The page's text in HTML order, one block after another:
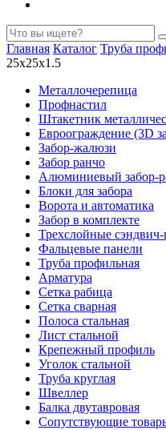
Главная Каталог Труба
25х25х1.5
Металлочерепица
Профнастил
Штакетник
Евроограждение (3D
Забор-жалюзи
Забор ранчо
Алюминиевый забор-
Блоки для забора
Ворота и автоматика
Забор в комплекте
Трехслойные сэндвич-
Фальцевые панели
Труба профильная
Арматура
Cетка рабица
Сетка сварная
Полоса стальная
Лист стальной
Крепежный профиль
Уголок стальной
Труба круглая
Швеллер
Балка двутавровая
Сопутствующие